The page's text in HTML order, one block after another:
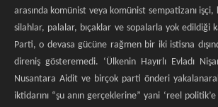
arasında komünist veya komünist sempatizanı işçi,
silahlar, palalar, bıçaklar ve sopalarla yok edildiği
Parti, o devasa gücüne rağmen bir iki istisna
direniş gösteremedi. ‘Ülkenin Hayırlı Evladı
Nusantara Aidit ve birçok parti önderi
iktidarını “şu anın gerçeklerine” yani ‘reel